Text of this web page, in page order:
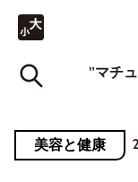
"マチ
美容と健康